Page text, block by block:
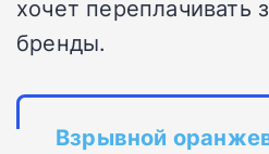
хочет переплачивать
бренды.
Взрывной